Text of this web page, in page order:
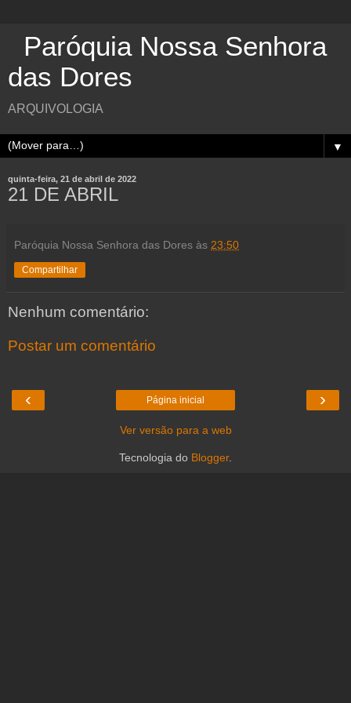
Paróquia Nossa Senhora
das Dores
ARQUIVOLOGIA
▼
quinta-feira, 21 de abril de 2022
21 DE ABRIL
Paróquia Nossa Senhora das Dores às 23:50
Compartilhar
Nenhum comentário:
Postar um comentário
‹ ›
Página inicial
Ver versão para a web
Tecnologia do Blogger.